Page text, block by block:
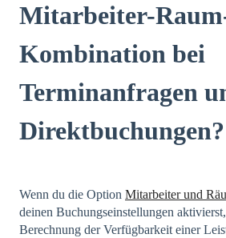
Mitarbeiter-
Kombination bei
Terminanfragen
Direktbuchungen?
Wenn du die Option Mitarbeiter und
deinen Buchungseinstellungen
Berechnung der Verfügbarkeit einer